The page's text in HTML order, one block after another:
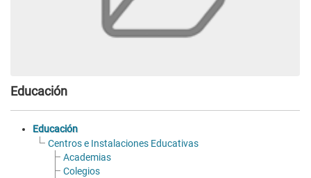
Educación
Educación
Centros e Instalaciones Educativas
Academias
Colegios